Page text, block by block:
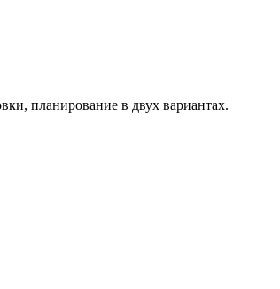
планирование в двух вариантах.